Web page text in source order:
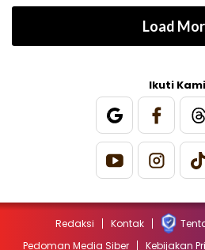
Load
Ikuti Kami
Redaksi Kontak
Pedoman Media Siber
Kebijakan